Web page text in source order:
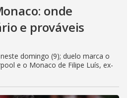
onde
e prováveis
domingo (9); duelo marca o
e o Monaco de Filipe Luís, ex-